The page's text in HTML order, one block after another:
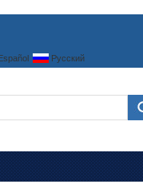
Русский